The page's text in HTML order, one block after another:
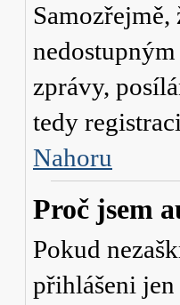
zprávy,
tedy
Nahoru
Proč jsem
Pokud
přihlášeni